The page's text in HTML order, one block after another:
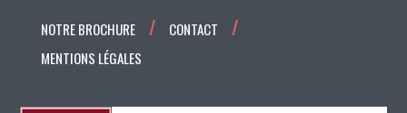
NOTRE BROCHURE
CONTACT
MENTIONS LÉGALES